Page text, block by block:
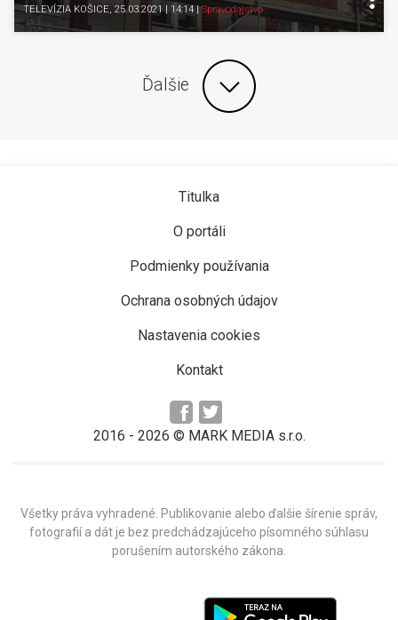
TELEVÍZIA KOŠICE, 25.03.2021 | 14:14 |Spravodajstvo
Ďalšie
Titulka
O portáli
Podmienky používania
Ochrana osobných údajov
Nastavenia cookies
Kontakt
2016 - 2026 © MARK MEDIA s.r.o.
Všetky práva vyhradené. Publikovanie alebo ďalšie šírenie správ,
fotografií a dát je bez predchádzajúceho písomného súhlasu
porušením autorského zákona.